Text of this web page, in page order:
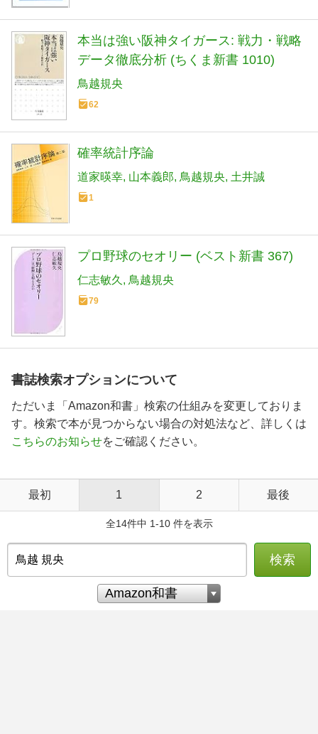
本当は強い阪神タイガース: 戦力・戦略
データ徹底分析 (ちくま新書 1010)
鳥越規央
62
確率統計序論
道家暎幸 山本義郎 鳥越規央 土井誠
1
プロ野球のセオリー (ベスト新書 367)
仁志敏久 鳥越規央
79
書誌検索オプションについて
ただいま「Amazon和書」検索の仕組みを変更しておりま
す。検索で本が見つからない場合の対処法など、詳しくは
こちらのお知らせをご確認ください。
最初 1 2 最後
全14件中 1-10 件を表示
検索